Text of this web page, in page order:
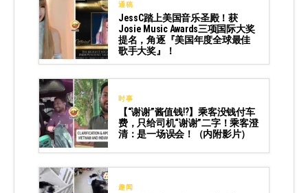
通稿
JessC踏上美国音乐圣殿！获
Josie Music Awards三项国际大奖
提名，角逐『美国年度全球最佳
歌手大奖』！
时事
【“谢谢”酱值钱⁉️】乘客没钱付车
费，只给司机“谢谢”二字！乘客澄
清：是一场误会！（内附影片）
趣闻